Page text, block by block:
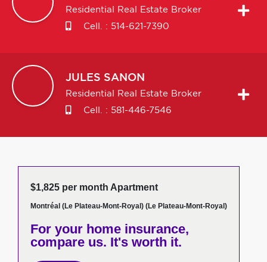
Residential Real Estate Broker
Cell. : 514-621-7390
JULES SANON
Residential Real Estate Broker
Cell. : 581-446-7546
$1,825 per month Apartment
Montréal (Le Plateau-Mont-Royal) (Le Plateau-Mont-Royal)
For your home insurance,
compare us. It's worth it.